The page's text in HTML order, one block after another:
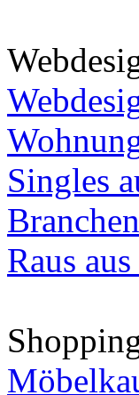
Singles
Raus